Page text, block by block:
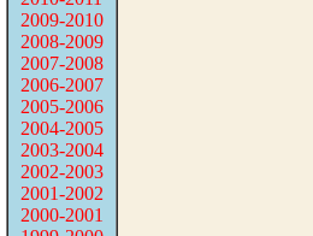
2009-2010
2008-2009
2007-2008
2006-2007
2005-2006
2004-2005
2003-2004
2002-2003
2001-2002
2000-2001